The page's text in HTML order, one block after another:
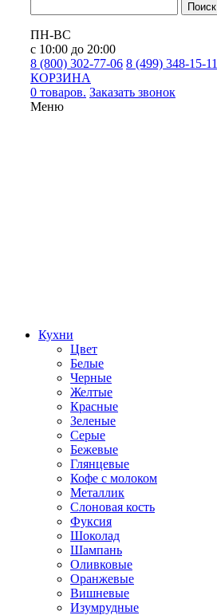
Поиск
ПН-ВС
с 10:00 до 20:00
8 (800) 302-77-06 8 (499) 348-15-11
КОРЗИНА
0 товаров. Заказать звонок
Меню
Кухни
Цвет
Белые
Черные
Желтые
Красные
Зеленые
Серые
Бежевые
Глянцевые
Кофе с молоком
Металлик
Слоновая кость
Фуксия
Шоколад
Шампань
Оливковые
Оранжевые
Вишневые
Изумрудные